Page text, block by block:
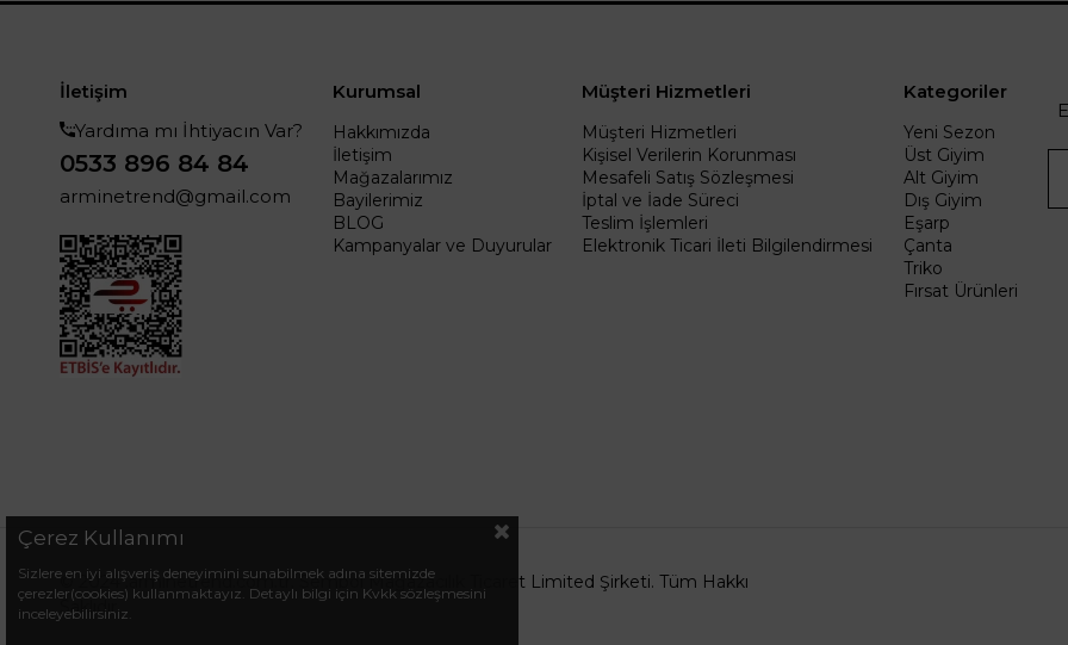
İletişim
Yardıma mı İhtiyacın Var?
0533 896 84 84
arminetrend@gmail.com
Kurumsal
Hakkımızda
İletişim
Mağazalarımız
Bayilerimiz
BLOG
Kampanyalar ve Duyurular
Müşteri Hizmetleri
Müşteri Hizmetleri
Kişisel Verilerin Korunması
Mesafeli Satış Sözleşmesi
İptal ve İade Süreci
Teslim İşlemleri
Elektronik Ticari İleti Bilgilendirmesi
Kategoriler
Yeni Sezon
Üst Giyim
Alt Giyim
Dış Giyim
Eşarp
Çanta
Triko
Fırsat Ürünleri
© 2024 .arminetrend.com.tr. Sembol Mağazacılık Ticaret Limited Şirketi. Tüm Hakkı
Saklıdır.
Çerez Kullanımı
Sizlere en iyi alışveriş deneyimini sunabilmek adına sitemizde
çerezler(cookies) kullanmaktayız. Detaylı bilgi için Kvkk sözleşmesini
inceleyebilirsiniz.